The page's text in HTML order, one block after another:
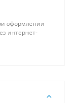
оформлении
интернет-